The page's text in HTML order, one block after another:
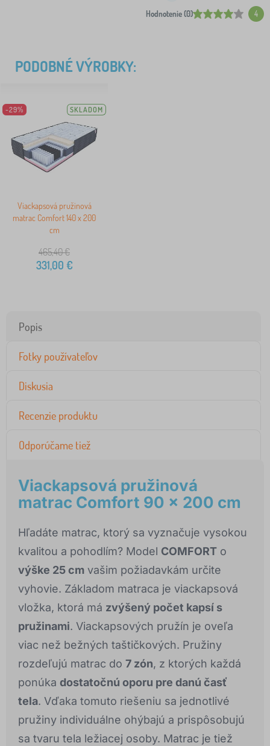
Hodnotenie (0) 4
PODOBNÉ VÝROBKY:
-29% SKLADOM
Viackapsová pružinová
matrac Comfort 140 x 200
cm
465,40€
331,00 €
Popis
Fotky používateľov
Diskusia
Recenzie produktu
Odporúčame tiež
Viackapsová pružinová
matrac Comfort 90 x 200 cm
Hľadáte matrac, ktorý sa vyznačuje vysokou
kvalitou a pohodlím? Model COMFORT o
výške 25 cm vašim požiadavkám určite
vyhovie. Základom matraca je viackapsová
vložka, ktorá má zvýšený počet kapsí s
pružinami. Viackapsových pružín je oveľa
viac než bežných taštičkových. Pružiny
rozdeľujú matrac do 7 zón, z ktorých každá
ponúka dostatočnú oporu pre danú časť
tela. Vďaka tomuto riešeniu sa jednotlivé
pružiny individuálne ohýbajú a prispôsobujú
sa tvaru tela ležiacej osoby. Matrac je tiež